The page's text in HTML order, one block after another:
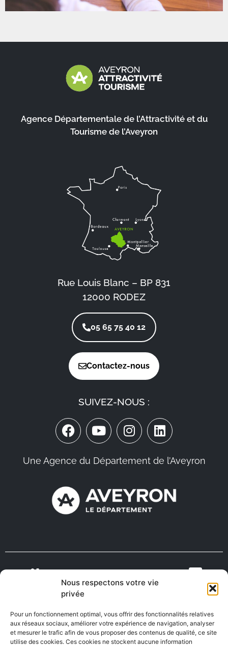
Nous respectons votre vie
privée
Pour un fonctionnement optimal, vous offrir des fonctionnalités relatives
aux réseaux sociaux, améliorer votre expérience de navigation, analyser
et mesurer le trafic afin de vous proposer des contenus de qualité, ce site
utilise des cookies. Ces cookies ne stockent aucune information
Agence Départementale de l’Attractivité et du
Tourisme de l’Aveyron
Rue Louis Blanc – BP 831
12000 RODEZ
05 65 75 40 12
Contactez-nous
SUIVEZ-NOUS :
Une Agence du Département de l’Aveyron
TOURISME
ON RECRUTE EN
AVEYRON
FABRIQUÉ EN